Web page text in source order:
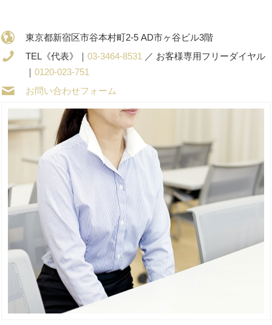
東京都新宿区市谷本村町2-5 AD市ヶ谷ビル3階
TEL《代表》｜ 03-3464-8531 ／ お客様専用フリーダイヤル
｜ 0120-023-751
お問い合わせフォーム